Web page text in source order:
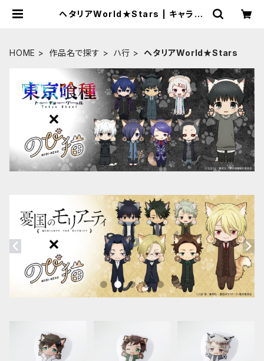
ヘタリアWorld★Stars | キャラfa
HOME 作品名で探す ハ行 ヘタリアWorld★Stars